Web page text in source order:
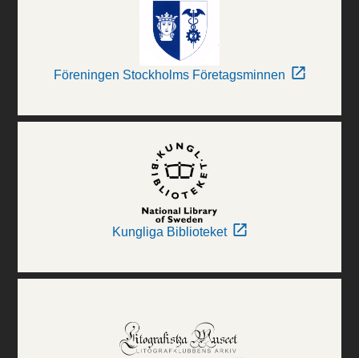
Föreningen Stockholms Företagsminnen
Kungliga Biblioteket